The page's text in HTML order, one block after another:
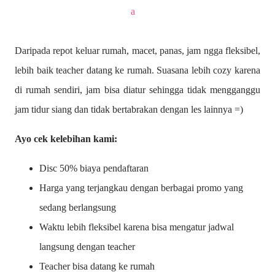
a
Daripada repot keluar rumah, macet, panas, jam ngga fleksibel,
lebih baik teacher datang ke rumah. Suasana lebih cozy karena
di rumah sendiri, jam bisa diatur sehingga tidak mengganggu
jam tidur siang dan tidak bertabrakan dengan les lainnya =)
Ayo cek kelebihan kami:
Disc 50% biaya pendaftaran
Harga yang terjangkau dengan berbagai promo yang
sedang berlangsung
Waktu lebih fleksibel karena bisa mengatur jadwal
langsung dengan teacher
Teacher bisa datang ke rumah